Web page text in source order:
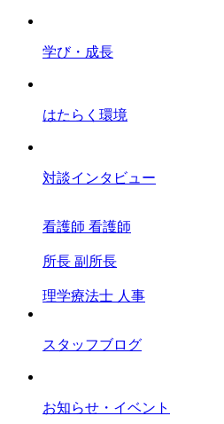
学び・成長
はたらく環境
対談インタビュー
看護師 看護師
所長 副所長
理学療法士 人事
スタッフブログ
お知らせ・イベント